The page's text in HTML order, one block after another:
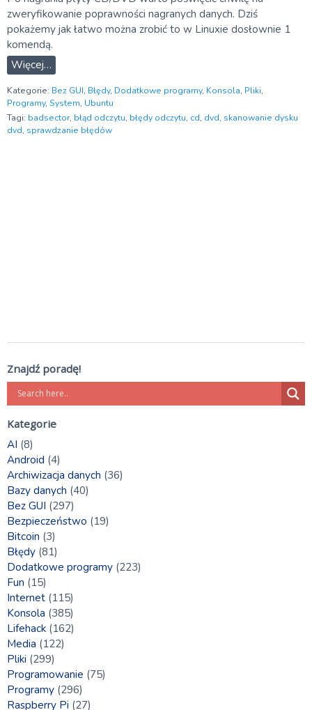
zweryfikowanie poprawności nagranych danych. Dziś
pokażemy jak łatwo można zrobić to w Linuxie dosłownie 1
komendą.
Więcej…
Kategorie: Bez GUI, Błędy, Dodatkowe programy, Konsola, Pliki,
Programy, System, Ubuntu
Tagi: badsector, błąd odczytu, błędy odczytu, cd, dvd, skanowanie dysku
dvd, sprawdzanie błędów
Znajdź poradę!
Kategorie
AI (8)
Android (4)
Archiwizacja danych (36)
Bazy danych (40)
Bez GUI (297)
Bezpieczeństwo (19)
Bitcoin (3)
Błędy (81)
Dodatkowe programy (223)
Fun (15)
Internet (115)
Konsola (385)
Lifehack (162)
Media (122)
Pliki (299)
Programowanie (75)
Programy (296)
Raspberry Pi (27)